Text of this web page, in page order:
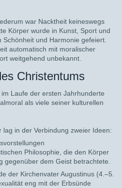
war Nacktheit keineswegs
Körper wurde in Kunst, Sport und
Schönheit und Harmonie gefeiert.
automatisch mit moralischer
weitgehend unbekannt.
Christentums
Laufe der ersten Jahrhunderte
als viele seiner kulturellen
in der Verbindung zweier Ideen:
Philosophie, die den Körper
gegenüber dem Geist betrachtete.
der Kirchenvater Augustinus (4.–5.
eng mit der Erbsünde